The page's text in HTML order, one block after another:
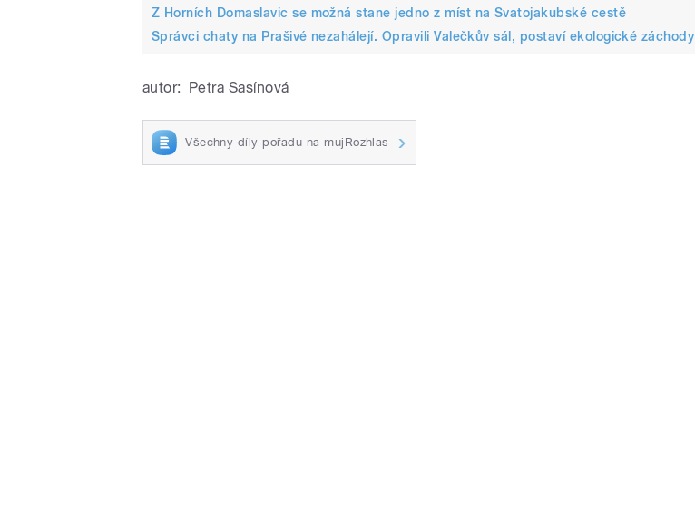
Z Horních Domaslavic se možná stane jedno z míst na Svatojakubské cestě
Správci chaty na Prašivé nezahálejí. Opravili Valečkův sál, postaví ekologické záchody
autor: Petra Sasínová
Všechny díly pořadu na mujRozhlas